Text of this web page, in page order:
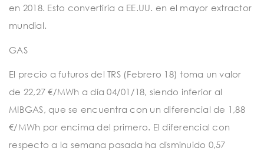
en 2018. Esto convertiría a EE.UU. en el mayor extractor
mundial.
GAS
El precio a futuros del TRS (Febrero 18) toma un valor
de 22,27 €/MWh a día 04/01/18, siendo inferior al
MIBGAS, que se encuentra con un diferencial de 1,88
€/MWh por encima del primero. El diferencial con
respecto a la semana pasada ha disminuido 0,57